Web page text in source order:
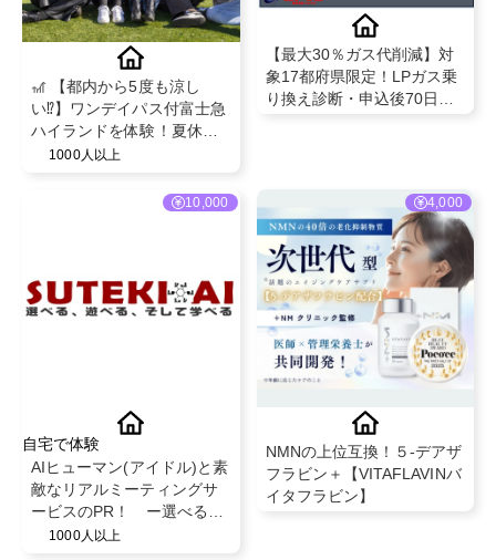
🎢 【都内から5度も涼し
い⁉】ワンデイパス付富士急
ハイランドを体験！夏休み
向け！ PRメンバー大募集🗻
1000人以上
【最大30％ガス代削減】対
象17都府県限定！LPガス乗
り換え診断・申込後70日以
10,000
自宅で体験
AIヒューマン(アイドル)と素
敵なリアルミーティングサ
ービスのPR！ ー選べる・
遊べる・楽しむー
1000人以上
4,000
NMNの上位互換！５-デアザ
フラビン＋【VITAFLAVINバ
イタフラビン】